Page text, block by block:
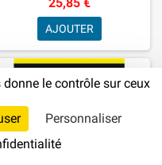
AJOUTER
le contrôle sur ceux
Personnaliser